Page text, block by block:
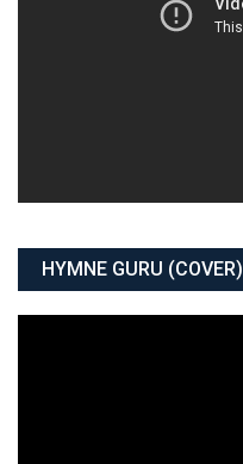
HYMNE GURU (COVER)